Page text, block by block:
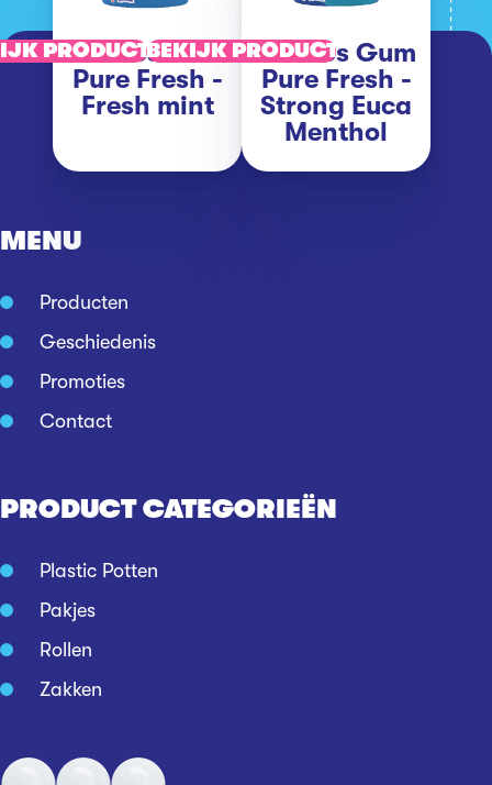
Mentos Gum
Pure Fresh -
Fresh mint
PRODUCT
Mentos Gum
Pure Fresh -
Strong Euca
Menthol
BEKIJK PRODUCT
MENU
Producten
Geschiedenis
Promoties
Contact
PRODUCT CATEGORIEËN
Plastic Potten
Pakjes
Rollen
Zakken